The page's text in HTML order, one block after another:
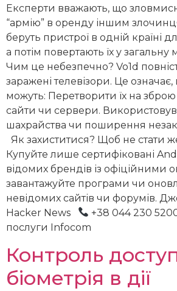
Експерти вважають, що
“армію” в оренду іншим
беруть пристрої в одній країні
а потім повертають їх у загальну
Чим це небезпечно? Vo1d
заражені телевізори. Це
можуть: Перетворити їх на
сайти чи сервери.
шахрайства чи поширення
Як захиститися? Щоб не стати
Купуйте лише сертифіковані
відомих брендів із офіційними
завантажуйте програми чи
невідомих сайтів чи форумів.
Hacker News
+38 044 230
послуги Infocom
Контроль
біометрія в дії